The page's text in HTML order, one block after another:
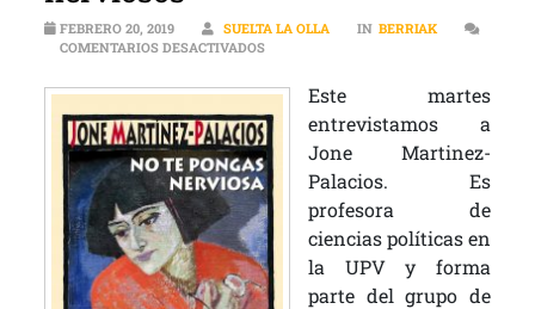
FEBRERO 20, 2019 SUELTA LA OLLA IN BERRIAK
COMENTARIOS DESACTIVADOSEN «HE ANALIZADO EN QUÉ
Este martes
entrevistamos a
Jone Martinez-
Palacios. Es
profesora de
ciencias políticas en
la UPV y forma
parte del grupo de